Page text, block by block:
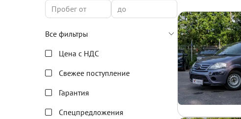
Все фильтры
Цена с НДС
Свежее поступление
Гарантия
Спецпредложения